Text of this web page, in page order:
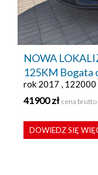
NOWA
125KM Bogata
rok 2017 , 122000
41900 zł cena
DOWIEDZ SIĘ